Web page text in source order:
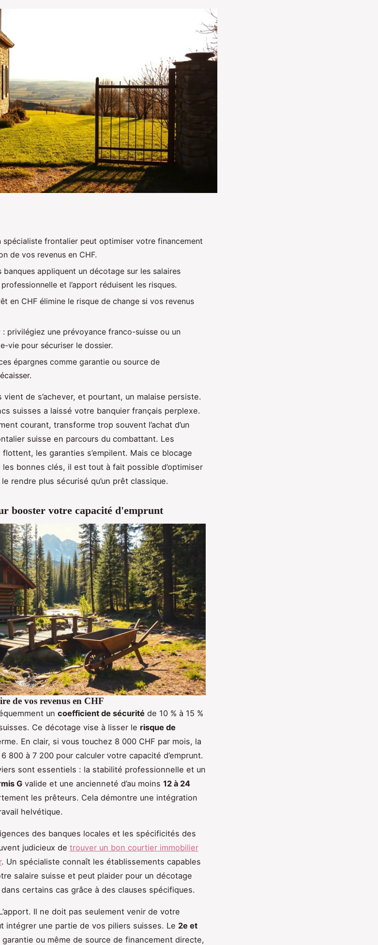
spécialiste frontalier peut optimiser votre financement
de vos revenus en CHF.
banques appliquent un décotage sur les salaires
et l’apport réduisent les risques.
en CHF élimine le risque de change si vos revenus
: privilégiez une prévoyance franco-suisse ou un
vie pour sécuriser le dossier.
épargnes comme garantie ou source de
vient de s’achever, et pourtant, un malaise persiste.
suisses a laissé votre banquier français perplexe.
courant, transforme trop souvent l’achat d’un
suisse en parcours du combattant. Les
les garanties s’empilent. Mais ce blocage
les bonnes clés, il est tout à fait possible d’optimiser
rendre plus sécurisé qu’un prêt classique.
booster votre capacité d'emprunt
de vos revenus en CHF
un coefficient de sécurité de 10 % à 15 %
Ce décotage vise à lisser le risque de
En clair, si vous touchez 8 000 CHF par mois, la
800 à 7 200 pour calculer votre capacité d’emprunt.
sont essentiels : la stabilité professionnelle et un
G valide et une ancienneté d’au moins 12 à 24
les prêteurs. Cela démontre une intégration
helvétique.
des banques locales et les spécificités des
judicieux de trouver un bon courtier immobilier
. Un spécialiste connaît les établissements capables
salaire suisse et peut plaider pour un décotage
certains cas grâce à des clauses spécifiques.
Il ne doit pas seulement venir de votre
intégrer une partie de vos piliers suisses. Le 2e et
ou même de source de financement directe,